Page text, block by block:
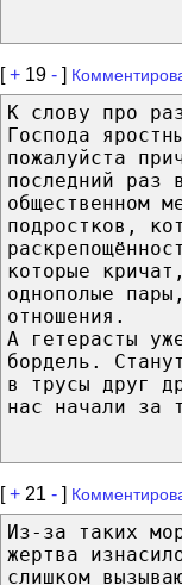
[+ 19 - ]
К слову про
Господа
пожалуйста
последний раз
общественном
подростков,
которые
однополые
отношения.
А гетерасты
бордель.
в трусы друг
нас начали за
[+ 21 - ]
Из-за таких
жертва
слишком